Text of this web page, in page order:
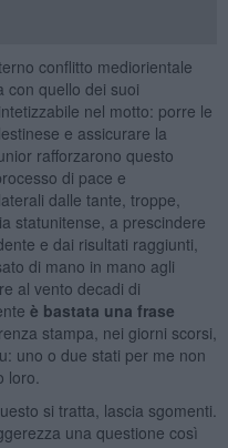
conflitto mediorientale
con quello dei suoi
nel motto: porre le
e assicurare la
rafforzarono questo
di pace e
dalle tante, troppe,
statunitense, a prescindere
e dai risultati raggiunti,
di mano in mano agli
al vento decadi di
è bastata una frase
stampa, nei giorni scorsi,
uno o due stati per me non
loro.
si tratta, lascia sgomenti.
una questione così